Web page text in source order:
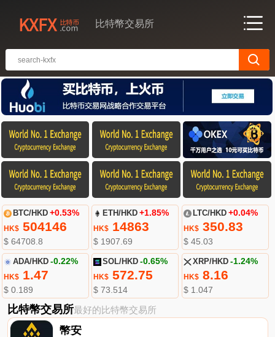
比特幣交易所
BTC/HKD +0.53%
HK$504146
$ 64708.8
ETH/HKD +1.85%
HK$ 14863
$ 1907.69
LTC/HKD +0.04%
HK$350.83
$ 45.03
ADA/HKD -0.22%
HK$1.47
$ 0.189
SOL/HKD -0.65%
HK$ 572.75
$ 73.514
XRP/HKD -1.24%
HK$8.16
$ 1.047
比特幣交易所最好的比特幣交易所
幣安